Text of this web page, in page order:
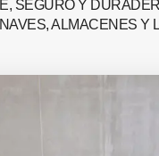
SEGURO Y
ALMACENES Y